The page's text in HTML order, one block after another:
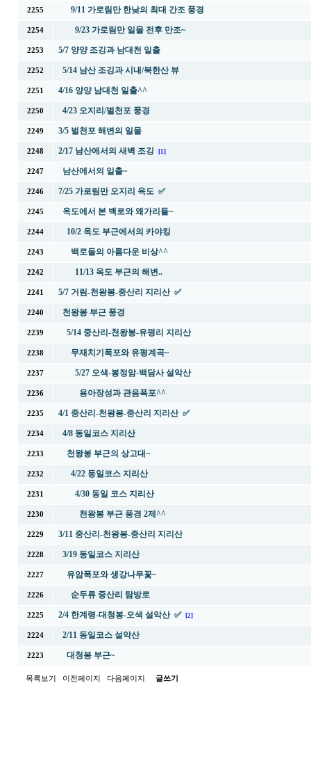
2255 9/11 가로림만 한낮의 최대 간조 풍경
2254 9/23 가로림만 일몰 전후 만조~
2253 5/7 양양 조깅과 남대천 일출
2252 5/14 남산 조깅과 시내/북한산 뷰
2251 4/16 양양 남대천 일출^^
2250 4/23 오지리/벌천포 풍경
2249 3/5 벌천포 해변의 일몰
2248 2/17 남산에서의 새벽 조깅 [1]
2247 남산에서의 일출~
2246 7/25 가로림만 오지리 옥도 ✅
2245 옥도에서 본 백로와 왜가리들~
2244 10/2 옥도 부근에서의 카야킹
2243 백로들의 아름다운 비상^^
2242 11/13 옥도 부근의 해변..
2241 5/7 거림-천왕봉-중산리 지리산 ✅
2240 천왕봉 부근 풍경
2239 5/14 중산리-천왕봉-유평리 지리산
2238 무재치기폭포와 유평계곡~
2237 5/27 오색-봉정암-백담사 설악산
2236 용아장성과 관음폭포^^
2235 4/1 중산리-천왕봉-중산리 지리산 ✅
2234 4/8 동일코스 지리산
2233 천왕봉 부근의 상고대~
2232 4/22 동일코스 지리산
2231 4/30 동일 코스 지리산
2230 천왕봉 부근 풍경 2제^^
2229 3/11 중산리-천왕봉-중산리 지리산
2228 3/19 동일코스 지리산
2227 유암폭포와 생강나무꽃~
2226 순두류 중산리 탐방로
2225 2/4 한계령-대청봉-오색 설악산 ✅ [2]
2224 2/11 동일코스 설악산
2223 대청봉 부근~
목록보기 이전페이지 다음페이지 글쓰기